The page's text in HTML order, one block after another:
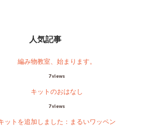
人気記事
編み物教室、始まります。
7 views
キットのおはなし
7 views
ットを追加しました：まるいワッペン